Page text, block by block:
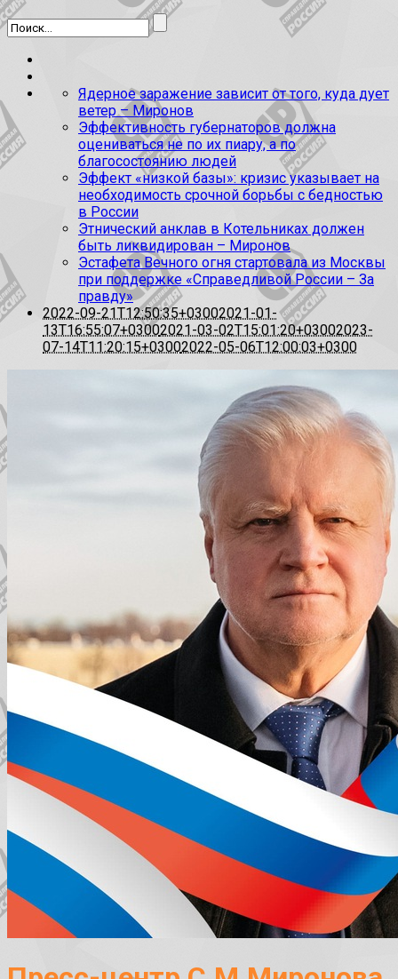
Ядерное заражение зависит от того, куда дует
ветер – Миронов
Эффективность губернаторов должна
оцениваться не по их пиару, а по
благосостоянию людей
Эффект «низкой базы»: кризис указывает на
необходимость срочной борьбы с бедностью
в России
Этнический анклав в Котельниках должен
быть ликвидирован – Миронов
Эстафета Вечного огня стартовала из Москвы
при поддержке «Справедливой России – За
правду»
2022-09-21T12:50:35+03002021-01-
13T16:55:07+03002021-03-02T15:01:20+03002023-
07-14T11:20:15+03002022-05-06T12:00:03+0300